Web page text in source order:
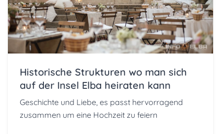
Historische Strukturen wo man sich
auf der Insel Elba heiraten kann
Geschichte und Liebe, es passt hervorragend
zusammen um eine Hochzeit zu feiern